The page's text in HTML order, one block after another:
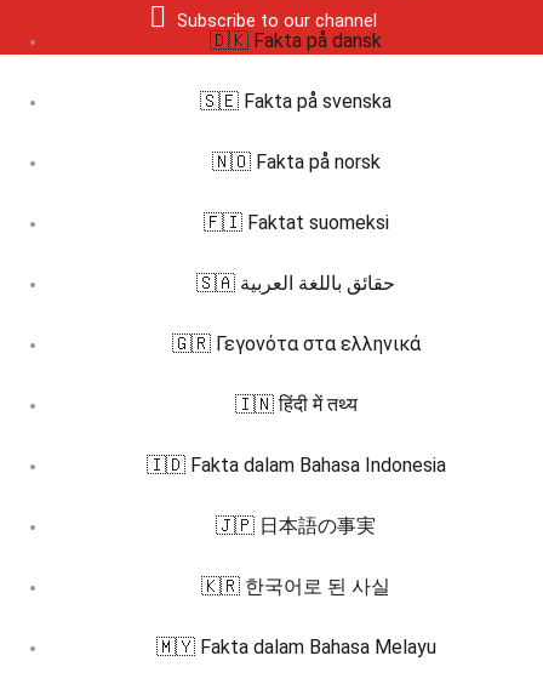
Subscribe to our channel
🇩🇰 Fakta på dansk
🇸🇪 Fakta på svenska
🇳🇴 Fakta på norsk
🇫🇮 Faktat suomeksi
🇸🇦 حقائق باللغة العربية
🇬🇷 Γεγονότα στα ελληνικά
🇮🇳 हिंदी में तथ्य
🇮🇩 Fakta dalam Bahasa Indonesia
🇯🇵 日本語の事実
🇰🇷 한국어로 된 사실
🇲🇾 Fakta dalam Bahasa Melayu